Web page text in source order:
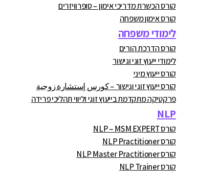
קורס הכשרת מדריכי אימון – סופרוויזרים
קורס אימון משפחה
לימודי משפחה
קורס הדרכת הורים
לימודי ייעוץ זוגי וגישור
קורס ייעוץ מיני
קורס ייעוץ זוגי וגישור – كورس إستشارة زوجية
פרקטיקה מתקדמת בייעוץ זוגי וליווי תהליכי פרידה
NLP
קורס NLP – MSM EXPERT
קורס NLP Practitioner
קורס NLP Master Practitioner
קורס NLP Trainer